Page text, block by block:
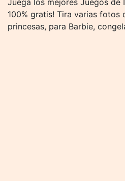
Juega los mejores Juegos de
100% gratis! Tira varias fotos
princesas, para Barbie,